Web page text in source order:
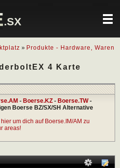
.SX
» Produkte - Hardware, Waren
4 Karte
- Boerse.KZ - Boerse.TW-
Boerse BZ/SX/SH Alternative
um dich auf Boerse.IM/AM zu
areas!